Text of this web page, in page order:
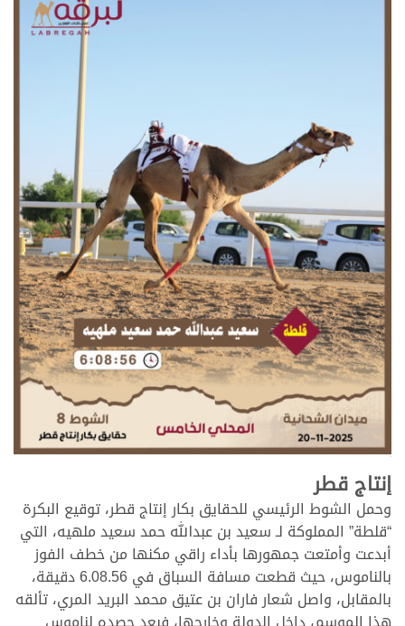
إنتاج قطر
وحمل الشوط الرئيسي للحقايق بكار إنتاج قطر، توقيع البكرة
“قلطة” المملوكة لـ سعيد بن عبدالله حمد سعيد ملهيه، التي
أبدعت وأمتعت جمهورها بأداء راقي مكنها من خطف الفوز
بالناموس، حيث قطعت مسافة السباق في 6.08.56 دقيقة،
بالمقابل، واصل شعار فاران بن عتيق محمد البريد المري، تألقه